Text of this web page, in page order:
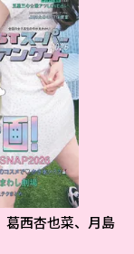
葛西杏也菜、月島